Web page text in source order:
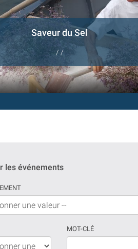
Saveur du Sel
/ /
les événements
MOT-CLÉ